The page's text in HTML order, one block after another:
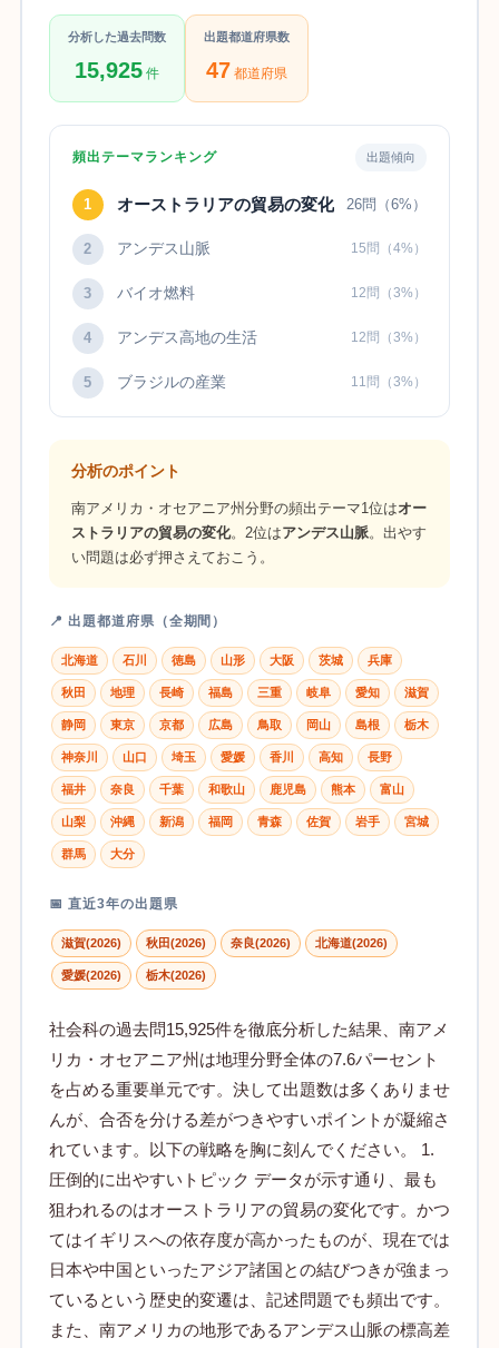
分析した過去問数
15,925件
出題都道府県数
47 都道府県
頻出テーマランキング 出題傾向
1 オーストラリアの貿易の変化 26問（6%）
2 アンデス山脈 15問（4%）
3 バイオ燃料 12問（3%）
4 アンデス高地の生活 12問（3%）
5 ブラジルの産業 11問（3%）
分析のポイント
南アメリカ・オセアニア州分野の頻出テーマ1位はオー
ストラリアの貿易の変化。2位はアンデス山脈。出やす
い問題は必ず押さえておこう。
📍 出題都道府県（全期間）
北海道 石川 徳島 山形 大阪 茨城 兵庫
秋田 地理 長崎 福島 三重 岐阜 愛知 滋賀
静岡 東京 京都 広島 鳥取 岡山 島根 栃木
神奈川 山口 埼玉 愛媛 香川 高知 長野
福井 奈良 千葉 和歌山 鹿児島 熊本 富山
山梨 沖縄 新潟 福岡 青森 佐賀 岩手 宮城
群馬 大分
📅 直近3年の出題県
滋賀(2026) 秋田(2026) 奈良(2026) 北海道(2026)
愛媛(2026) 栃木(2026)
社会科の過去問15,925件を徹底分析した結果、南アメ
リカ・オセアニア州は地理分野全体の7.6パーセント
を占める重要単元です。決して出題数は多くありませ
んが、合否を分ける差がつきやすいポイントが凝縮さ
れています。以下の戦略を胸に刻んでください。 1.
圧倒的に出やすいトピック データが示す通り、最も
狙われるのはオーストラリアの貿易の変化です。かつ
てはイギリスへの依存度が高かったものが、現在では
日本や中国といったアジア諸国との結びつきが強まっ
ているという歴史的変遷は、記述問題でも頻出です。
また、南アメリカの地形であるアンデス山脈の標高差